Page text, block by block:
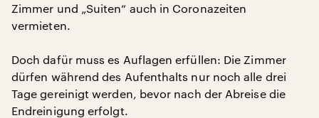
Zimmer und „Suiten“ auch in Coronazeiten
vermieten.
Doch dafür muss es Auflagen erfüllen: Die Zimmer
dürfen während des Aufenthalts nur noch alle drei
Tage gereinigt werden, bevor nach der Abreise die
Endreinigung erfolgt.